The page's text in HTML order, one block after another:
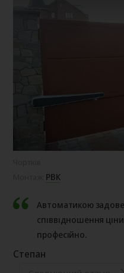
РВК
Автоматикою
співвідношення
професійно.
Степан